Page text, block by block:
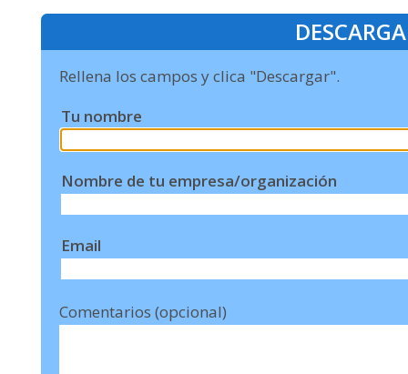
Rellena los campos y clica "Descargar".
Tu nombre
Nombre de tu empresa/organización
Email
Comentarios (opcional)